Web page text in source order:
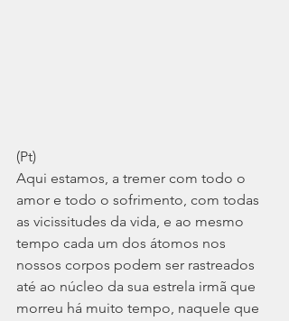
(Pt)
Aqui estamos, a tremer com todo o
amor e todo o sofrimento, com todas
as vicissitudes da vida, e ao mesmo
tempo cada um dos átomos nos
nossos corpos podem ser rastreados
até ao núcleo da sua estrela irmã que
morreu há muito tempo, naquele que